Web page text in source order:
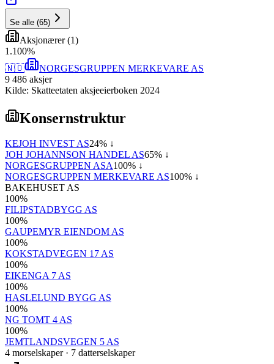
Se alle (65)
Aksjonærer(1)
1 .100%
🇳🇴
NORGESGRUPPEN MERKEVARE AS
9 486 aksjer
Kilde: Skatteetaten aksjeeierboken 2024
Konsernstruktur
KEJOH INVEST AS24% ↓
JOH JOHANNSON HANDEL AS65% ↓
NORGESGRUPPEN ASA100% ↓
NORGESGRUPPEN MERKEVARE AS100% ↓
BAKEHUSET AS
100%
FILIPSTADBYGG AS
100%
GAUPEMYR EIENDOM AS
100%
KOKSTADVEGEN 17 AS
100%
EIKENGA 7 AS
100%
HASLELUND BYGG AS
100%
NG TOMT 4 AS
100%
JEMTLANDSVEGEN 5 AS
4 morselskaper· 7 datterselskaper